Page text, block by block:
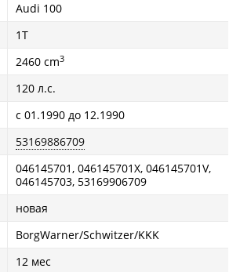
Audi 100
1T
2460 cm3
120 л.с.
с 01.1990 до 12.1990
53169886709
046145701, 046145701X, 046145701V,
046145703, 53169906709
новая
BorgWarner/Schwitzer/KKK
12 мес